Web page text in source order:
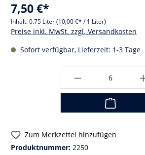
7,50 €*
Inhalt:0.75 Liter(10,00 €* / 1 Liter)
Preise inkl. MwSt. zzgl. Versandkosten
Sofort verfügbar, Lieferzeit: 1-3 Tage
Zum Merkzettel hinzufügen
Produktnummer: 2250